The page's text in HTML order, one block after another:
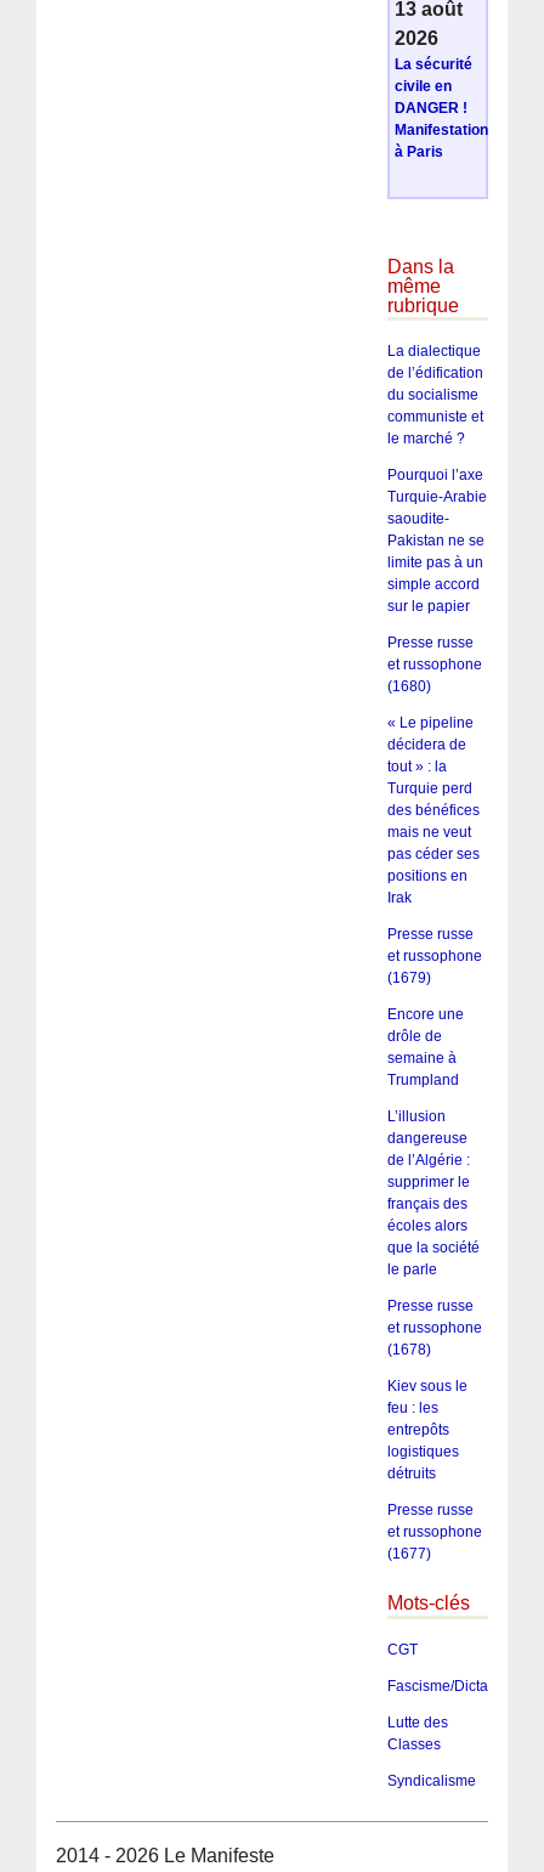
13 août
2026
La sécurité
civile en
DANGER !
Manifestation
à Paris
Dans la
même
rubrique
La dialectique
de l’édification
du socialisme
communiste et
le marché ?
Pourquoi l’axe
Turquie-Arabie
saoudite-
Pakistan ne se
limite pas à un
simple accord
sur le papier
Presse russe
et russophone
(1680)
« Le pipeline
décidera de
tout » : la
Turquie perd
des bénéfices
mais ne veut
pas céder ses
positions en
Irak
Presse russe
et russophone
(1679)
Encore une
drôle de
semaine à
Trumpland
L’illusion
dangereuse
de l’Algérie :
supprimer le
français des
écoles alors
que la société
le parle
Presse russe
et russophone
(1678)
Kiev sous le
feu : les
entrepôts
logistiques
détruits
Presse russe
et russophone
(1677)
Mots-clés
CGT
Fascisme/Dictature/
Lutte des
Classes
Syndicalisme
2014 - 2026 Le Manifeste